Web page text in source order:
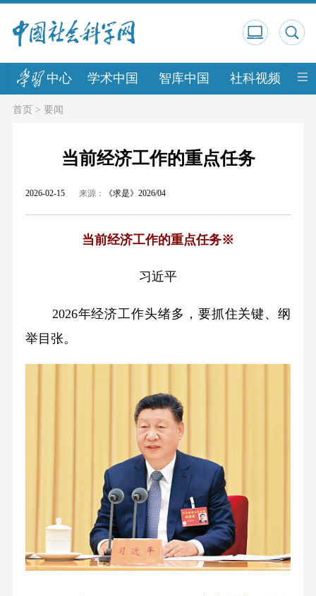
中心 学术中国 智库中国 社科视频 中
首页> 要闻
当前经济工作的重点任务
2026-02-15 来源： 《求是》2026/04
当前经济工作的重点任务※
习近平
2026年经济工作头绪多，要抓住关键、纲
举目张。